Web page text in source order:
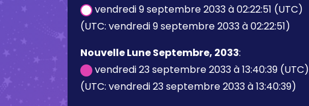
vendredi 9 septembre 2033 à 02:22:51 (UTC)
(UTC: vendredi 9 septembre 2033 à 02:22:51)
Nouvelle Lune Septembre, 2033:
vendredi 23 septembre 2033 à 13:40:39 (UTC)
(UTC: vendredi 23 septembre 2033 à 13:40:39)